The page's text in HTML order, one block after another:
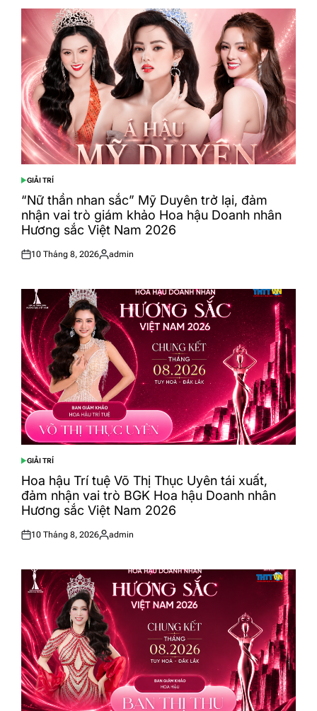
POSTED
IN
GIẢI TRÍ
“Nữ thần nhan sắc” Mỹ Duyên trở lại, đảm
nhận vai trò giám khảo Hoa hậu Doanh nhân
Hương sắc Việt Nam 2026
Posted
10 Tháng 8, 2026
Posted
admin
POSTED
IN
GIẢI TRÍ
Hoa hậu Trí tuệ Võ Thị Thục Uyên tái xuất,
đảm nhận vai trò BGK Hoa hậu Doanh nhân
Hương sắc Việt Nam 2026
Posted
10 Tháng 8, 2026
Posted
admin